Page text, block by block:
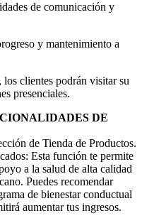
de comunicación y
y mantenimiento a
clientes podrán visitar su
presenciales.
DE
de Tienda de Productos.
Esta función te permite
a la salud de alta calidad
Puedes recomendar
de bienestar conductual
aumentar tus ingresos.